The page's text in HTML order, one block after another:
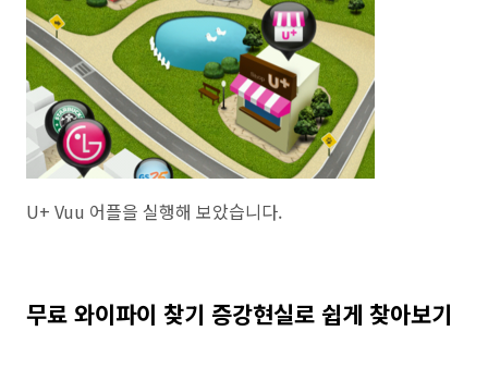
U+ Vuu 어플을 실행해 보았습니다.
무료 와이파이 찾기 증강현실로 쉽게 찾아보기